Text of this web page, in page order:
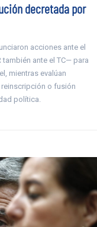
decretada por
acciones ante el
también ante el TC— para
mientras evalúan
o fusión
política.